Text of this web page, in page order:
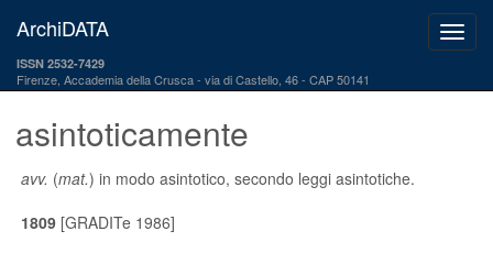
ArchiDATA
ISSN 2532-7429
Firenze, Accademia della Crusca via di Castello, 46 - CAP 50141
asintoticamente
avv. (mat.) in modo asintotico, secondo leggi asintotiche.
1809[GRADITe 1986]